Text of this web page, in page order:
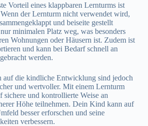
Vorteil eines klappbaren Lernturms ist
der Lernturm nicht verwendet wird,
und beiseite gestellt
minimalen Platz weg, was besonders
Wohnungen oder Häusern ist. Zudem ist
und kann bei Bedarf schnell an
werden.
auf die kindliche Entwicklung sind jedoch
und wertvoller. Mit einem Lernturm
sichere und kontrollierte Weise an
Höhe teilnehmen. Dein Kind kann auf
besser erforschen und seine
verbessern.